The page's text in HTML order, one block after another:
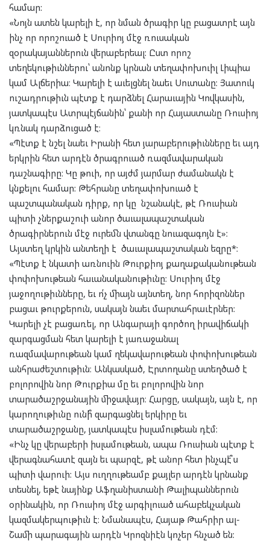
համար:
«Նոյն ատեն կարելի է, որ նման ծրագիր կը բացատրէ այն
ինչ որ որոշուած է Սուրիոյ մէջ ռուսական
զօրակայաններուն վերաբերեալ: Ըստ որոշ
տեղեկութիւններու՝ անոնք կրնան տեղափոխուիլ Լիպիա
կամ Ալճերիա։ Կարելի է աւելցնել նաեւ Սուտանը: Յատուկ
ուշադրութիւն պէտք է դարձնել Հարաւային Կովկասին,
յատկապէս Ատրպէյճանին՝ քանի որ Հայաստանը Ռուսիոյ
կռնակ դարձուցած է։
«Պէտք է նշել նաեւ Իրանի հետ յարաբերութիւնները եւ այդ
երկրին հետ արդէն ծրագրուած ռազմավարական
դաշնագիրը։ Կը թուի, որ այժմ յարմար ժամանակն է
կնքելու համար: Թեհրանը տեղափոխուած է
պաշտպանական դիրք, որ կը նշանակէ, թէ Ռուսիան
պիտի չներքաշուի անոր ծաւալապաշտական
ծրագիրներուն մէջ ուրեմն վտանգը նուազագոյն է»:
Այստեղ կրկին անտեղի է ծաւալապաշտական եզրը*:
«Պէտք է նկատի առնուին Թուրքիոյ քաղաքականութեան
փոփոխութեան հաւանականութիւնը: Սուրիոյ մէջ
յաջողութիւնները, եւ ո՛չ միայն այնտեղ, նոր հորիզոններ
բացաւ թուրքերուն, սակայն նաեւ մարտահրաւէրներ:
Կարելի չէ բացառել, որ Անգարայի գործող իրավիճակի
զարգացման հետ կարելի է յառաջանալ
ռազմավարութեան կամ ղեկավարութեան փոփոխութեան
անհրաժեշտութիւն։ Անկասկած, Էրտողանը ստեղծած է
բոլորովին նոր Թուրքիա մը եւ բոլորովին նոր
տարածաշրջանային միջավայր։ Հարցը, սակայն, այն է, որ
կարողութիւնը ունի՞ զարգացնել երկիրը եւ
տարածաշրջանը, յատկապէս իսլամութեան դէմ:
«Ինչ կը վերաբերի իսլամութեան, ապա Ռուսիան պէտք է
վերագնահատէ զայն եւ պարզէ, թէ անոր հետ ինչպէ՞ս
պիտի վարուի: Այս ուղղութեամբ քայլեր արդէն կրնանք
տեսնել, եթէ նայինք Աֆղանիստանի Թալիպաններուն
օրինակին, որ Ռուսիոյ մէջ արգիլուած ահաբեկչական
կազմակերպութիւն է։ Նմանապէս, Հայաթ Թահրիր ալ-
Շամի պարագային արդէն Կրոզնիէն կոչեր հնչած են: